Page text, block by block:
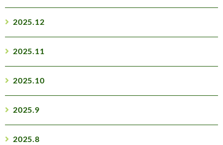
2025.12
2025.11
2025.10
2025.9
2025.8